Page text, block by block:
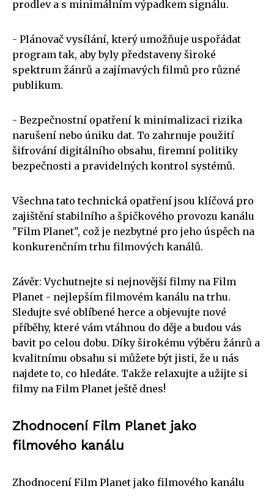
prodlev a s minimálním výpadkem signálu.
- Plánovač vysílání, který umožňuje uspořádat
program tak, aby byly představeny široké
spektrum žánrů a zajímavých filmů pro různé
publikum.
- Bezpečnostní opatření k minimalizaci rizika
narušení nebo úniku dat. To zahrnuje použití
šifrování digitálního obsahu, firemní politiky
bezpečnosti a pravidelných kontrol systémů.
Všechna tato technická opatření jsou klíčová pro
zajištění stabilního a špičkového provozu kanálu
"Film Planet", což je nezbytné pro jeho úspěch na
konkurenčním trhu filmových kanálů.
Závěr: Vychutnejte si nejnovější filmy na Film
Planet - nejlepším filmovém kanálu na trhu.
Sledujte své oblíbené herce a objevujte nové
příběhy, které vám vtáhnou do děje a budou vás
bavit po celou dobu. Díky širokému výběru žánrů a
kvalitnímu obsahu si můžete být jisti, že u nás
najdete to, co hledáte. Takže relaxujte a užijte si
filmy na Film Planet ještě dnes!
Zhodnocení Film Planet jako
filmového kanálu
Zhodnocení Film Planet jako filmového kanálu